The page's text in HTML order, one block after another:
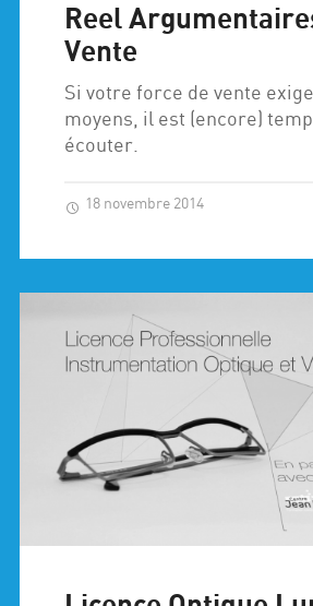
Reel
Vente
Si votre force de vente
moyens, il est (encore)
écouter.
18 novembre 2014